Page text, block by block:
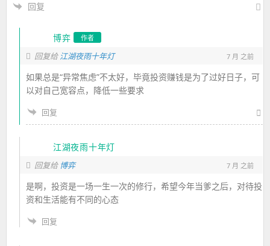
回复
博弈 作者
回复给江湖夜雨十年灯 7 月 之前
如果总是“异常焦虑”不太好，毕竟投资赚钱是为了过好日子，可
以对自己宽容点，降低一些要求
回复
江湖夜雨十年灯
回复给 博弈 7 月 之前
是啊，投资是一场一生一次的修行，希望今年当爹之后，对待投
资和生活能有不同的心态
回复